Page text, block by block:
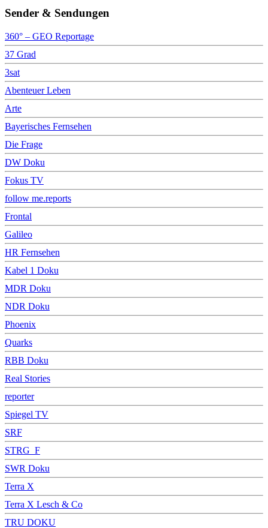
Sender & Sendungen
360° – GEO Reportage
37 Grad
3sat
Abenteuer Leben
Arte
Bayerisches Fernsehen
Die Frage
DW Doku
Fokus TV
follow me.reports
Frontal
Galileo
HR Fernsehen
Kabel 1 Doku
MDR Doku
NDR Doku
Phoenix
Quarks
RBB Doku
Real Stories
reporter
Spiegel TV
SRF
STRG_F
SWR Doku
Terra X
Terra X Lesch & Co
TRU DOKU